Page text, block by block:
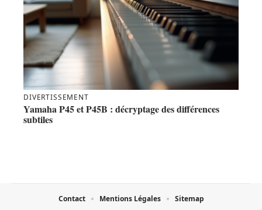
DIVERTISSEMENT
Yamaha P45 et P45B : décryptage des différences
subtiles
Contact Mentions Légales Sitemap